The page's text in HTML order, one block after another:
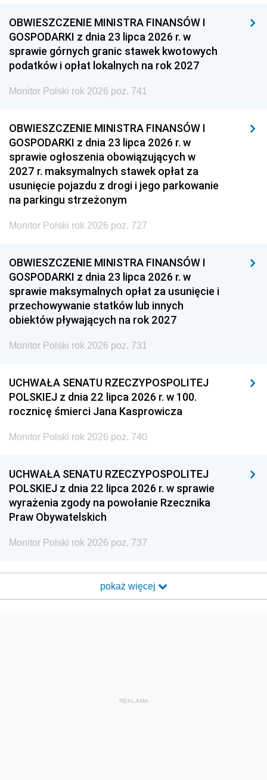
OBWIESZCZENIE MINISTRA FINANSÓW I
GOSPODARKI z dnia 23 lipca 2026 r. w
sprawie górnych granic stawek kwotowych
podatków i opłat lokalnych na rok 2027
Monitor Polski rok 2026 poz. 741
OBWIESZCZENIE MINISTRA FINANSÓW I
GOSPODARKI z dnia 23 lipca 2026 r. w
sprawie ogłoszenia obowiązujących w
2027 r. maksymalnych stawek opłat za
usunięcie pojazdu z drogi i jego parkowanie
na parkingu strzeżonym
Monitor Polski rok 2026 poz. 727
OBWIESZCZENIE MINISTRA FINANSÓW I
GOSPODARKI z dnia 23 lipca 2026 r. w
sprawie maksymalnych opłat za usunięcie i
przechowywanie statków lub innych
obiektów pływających na rok 2027
Monitor Polski rok 2026 poz. 731
UCHWAŁA SENATU RZECZYPOSPOLITEJ
POLSKIEJ z dnia 22 lipca 2026 r. w 100.
rocznicę śmierci Jana Kasprowicza
Monitor Polski rok 2026 poz. 740
UCHWAŁA SENATU RZECZYPOSPOLITEJ
POLSKIEJ z dnia 22 lipca 2026 r. w sprawie
wyrażenia zgody na powołanie Rzecznika
Praw Obywatelskich
Monitor Polski rok 2026 poz. 737
pokaż więcej
REKLAMA